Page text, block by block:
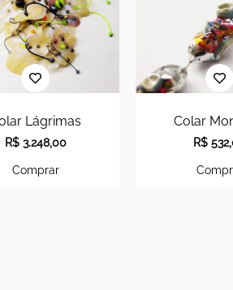
Lágrimas
R$3.248,00
Comprar
Colar
R$